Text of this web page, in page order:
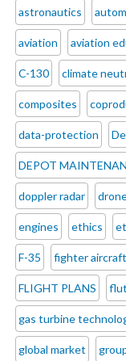
astronautics
aviation aviation
C-130 climate
composites
data-protection
DEPOT
doppler radar
engines ethics
F-35 fighter aircraft
FLIGHT PLANS
gas turbine
global market